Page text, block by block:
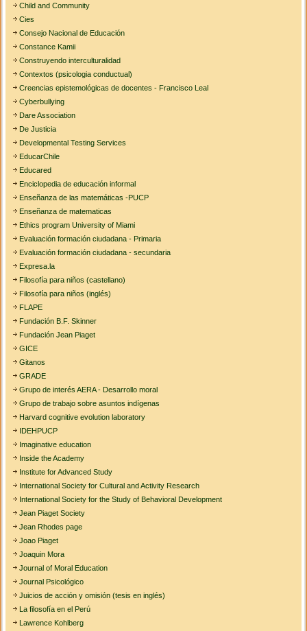
Child and Community
Cies
Consejo Nacional de Educación
Constance Kamii
Construyendo interculturalidad
Contextos (psicologia conductual)
Creencias epistemológicas de docentes - Francisco Leal
Cyberbullying
Dare Association
De Justicia
Developmental Testing Services
EducarChile
Educared
Enciclopedia de educación informal
Enseñanza de las matemáticas -PUCP
Enseñanza de matematicas
Ethics program University of Miami
Evaluación formación ciudadana - Primaria
Evaluación formación ciudadana - secundaria
Expresa.la
Filosofía para niños (castellano)
Filosofía para niños (inglés)
FLAPE
Fundación B.F. Skinner
Fundación Jean Piaget
GICE
Gitanos
GRADE
Grupo de interés AERA - Desarrollo moral
Grupo de trabajo sobre asuntos indígenas
Harvard cognitive evolution laboratory
IDEHPUCP
Imaginative education
Inside the Academy
Institute for Advanced Study
International Society for Cultural and Activity Research
International Society for the Study of Behavioral Development
Jean Piaget Society
Jean Rhodes page
Joao Piaget
Joaquin Mora
Journal of Moral Education
Journal Psicológico
Juicios de acción y omisión (tesis en inglés)
La filosofía en el Perú
Lawrence Kohlberg